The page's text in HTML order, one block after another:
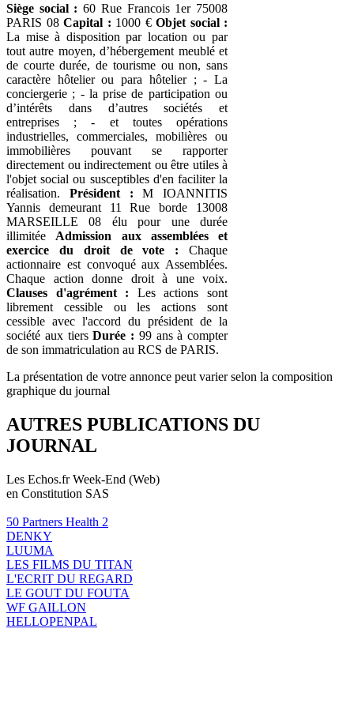
Siège social : 60 Rue Francois 1er 75008
PARIS 08 Capital : 1000 € Objet social :
La mise à disposition par location ou par
tout autre moyen, d’hébergement meublé et
de courte durée, de tourisme ou non, sans
caractère hôtelier ou para hôtelier ; - La
conciergerie ; - la prise de participation ou
d’intérêts dans d’autres sociétés et
entreprises ; - et toutes opérations
industrielles, commerciales, mobilières ou
immobilières pouvant se rapporter
directement ou indirectement ou être utiles à
l'objet social ou susceptibles d'en faciliter la
réalisation. Président : M IOANNITIS
Yannis demeurant 11 Rue borde 13008
MARSEILLE 08 élu pour une durée
illimitée Admission aux assemblées et
exercice du droit de vote : Chaque
actionnaire est convoqué aux Assemblées.
Chaque action donne droit à une voix.
Clauses d'agrément : Les actions sont
librement cessible ou les actions sont
cessible avec l'accord du président de la
société aux tiersDurée : 99 ans à compter
de son immatriculation au RCS de PARIS.
La présentation de votre annonce peut varier selon la composition
graphique du journal
AUTRES PUBLICATIONS DU
JOURNAL
Les Echos.fr Week-End (Web)
en Constitution SAS
50 Partners Health 2
DENKY
LUUMA
LES FILMS DU TITAN
L'ECRIT DU REGARD
LE GOUT DU FOUTA
WF GAILLON
HELLOPENPAL